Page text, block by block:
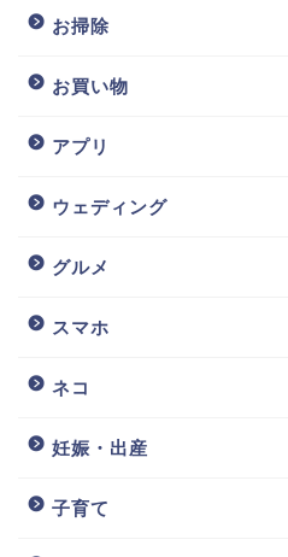
お掃除
お買い物
アプリ
ウェディング
グルメ
スマホ
ネコ
妊娠・出産
子育て